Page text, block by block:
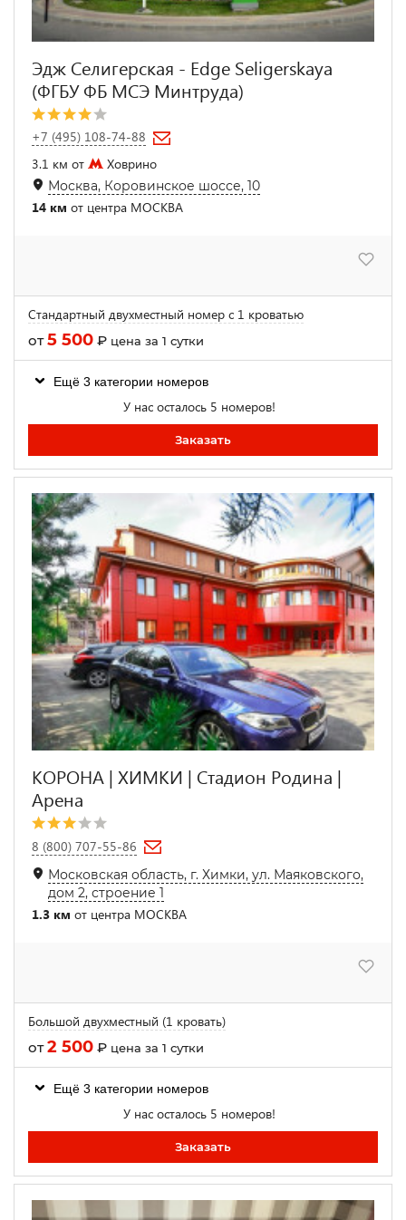
Эдж Селигерская - Edge Seligerskaya
(ФГБУ ФБ МСЭ Минтруда)
+7 (495) 108-74-88
3.1 км от
Ховрино
Москва, Коровинское шоссе, 10
14 км от центра МОСКВА
Стандартный двухместный номер с 1 кроватью
от5 500 ₽ цена за 1 сутки
Ещё 3 категории номеров
У нас осталось 5 номеров!
Заказать
КОРОНА | ХИМКИ | Стадион Родина |
Арена
8 (800) 707-55-86
Московская область, г. Химки, ул. Маяковского,
дом 2, строение 1
1.3 км от центра МОСКВА
Большой двухместный (1 кровать)
от2 500 ₽ цена за 1 сутки
Ещё 3 категории номеров
У нас осталось 5 номеров!
Заказать